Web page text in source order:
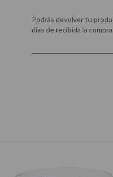
Podrás devolver tu
días de recibida la compra.